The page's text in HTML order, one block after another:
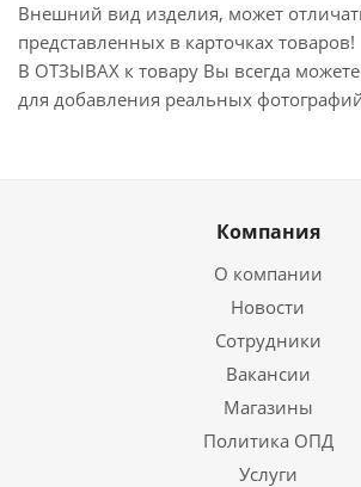
Внешний вид изделия, может
представленных в карточках товаров!
В ОТЗЫВАХ к товару Вы всегда можете
для добавления реальных
Компания
О компании
Новости
Сотрудники
Вакансии
Магазины
Политика ОПД
Услуги